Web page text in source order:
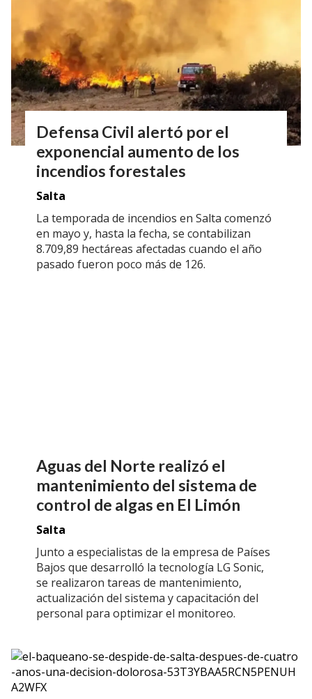
Defensa Civil alertó por el
exponencial aumento de los
incendios forestales
Salta
La temporada de incendios en Salta comenzó
en mayo y, hasta la fecha, se contabilizan
8.709,89 hectáreas afectadas cuando el año
pasado fueron poco más de 126.
Aguas del Norte realizó el
mantenimiento del sistema de
control de algas en El Limón
Salta
Junto a especialistas de la empresa de Países
Bajos que desarrolló la tecnología LG Sonic,
se realizaron tareas de mantenimiento,
actualización del sistema y capacitación del
personal para optimizar el monitoreo.